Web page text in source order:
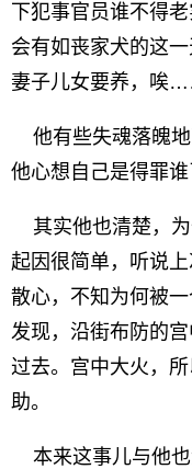
下犯事官员谁不得
会有如丧家犬的这
妻子儿女要养，唉
他有些失魂落魄地
他心想自己是得罪谁
其实他也清楚，为
起因很简单，听说
散心，不知为何被
发现，沿街布防的
过去。宫中大火，
助。
本来这事儿与他也